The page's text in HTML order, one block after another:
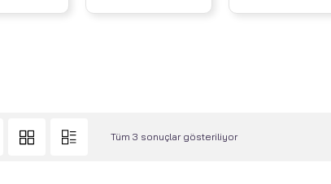
Tüm 3 sonuçlar gösteriliyor